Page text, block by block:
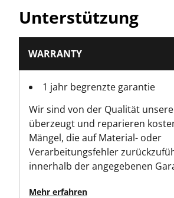
2.5
Produkthöhe [mm]
Produktlänge [mm]
155
Produktverpackungsstil
Hanging Card
Produktgewicht [g]
Unterstützung
WARRANTY
1 jahr begrenzte garantie
Wir sind von der Qualität
überzeugt und reparieren
Mängel, die auf Material- oder
Verarbeitungsfehler
innerhalb der angegebenen
Mehr erfahren